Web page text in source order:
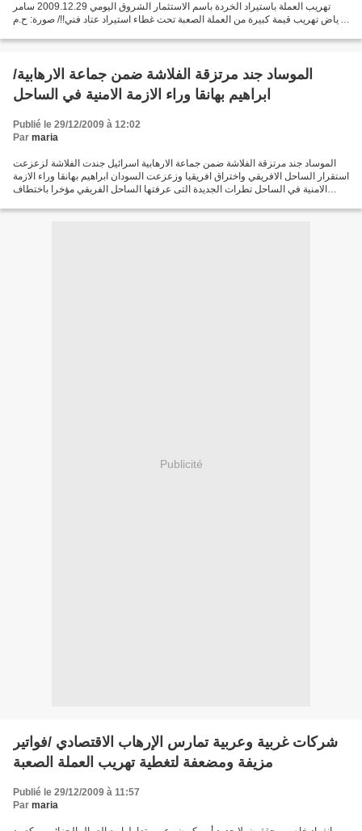
تهريب العملة باستيراد الخردة باسم الاستثمار الشروق اليومي 2009.12.29 سامر
رياض تهريب قيمة كبيرة من العملة الصعبة تحت غطاء استيراد عتاد فني!!/ صورة: ح.م
الموساد جند مرتزقة الفلاشة ضمن جماعة الارهابية/
ابراهيم بهانقا وراء الازمة الامنية في الساحل
Publié le 29/12/2009 à 12:02
Par maria
الموساد جند مرتزقة الفلاشة ضمن جماعة الارهابية اسرائيل جندت الفلاشة لزعزعت
استقرار الساحل الافريقي واختراق افريقيا وزعزعت السودان ابراهيم بهانقا وراء الازمة
الامنية في الساحل تطرات الجديدة التى عرفتها الساحل الفريقي مؤخرا باختطاف
Publicité
شركات غربية وعربية تمارس الإرهاب الاقتصادي /فواتير
مزيفة ومضعفة لتغطية تهريب العملة الصعبة
Publié le 29/12/2009 à 11:57
Par maria